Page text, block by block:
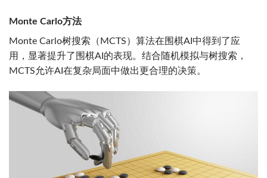
Monte Carlo方法
Monte Carlo树搜索（MCTS）算法在围棋AI中得到了应
用，显著提升了围棋AI的表现。结合随机模拟与树搜索，
MCTS允许AI在复杂局面中做出更合理的决策。